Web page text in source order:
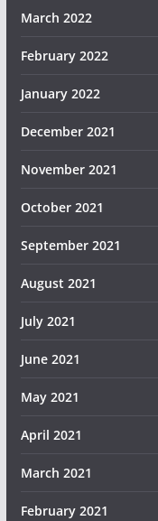
March 2022
February 2022
January 2022
December 2021
November 2021
October 2021
September 2021
August 2021
July 2021
June 2021
May 2021
April 2021
March 2021
February 2021